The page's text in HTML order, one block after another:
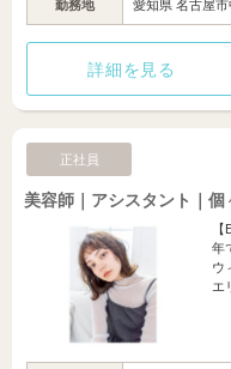
勤務地 愛知県 名古屋市
詳細を見る
正社員
美容師｜アシスタント｜
年
ウ
エ